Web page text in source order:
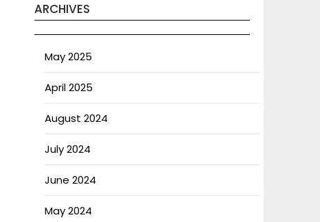
ARCHIVES
May 2025
April 2025
August 2024
July 2024
June 2024
May 2024